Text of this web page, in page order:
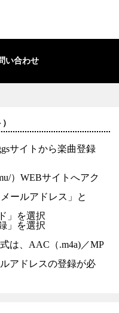
い合わせ
サイトから楽曲登録
）WEBサイトへアク
ールアドレス」と
」を選択
」を選択
は、AAC（.m4a)／MP
アドレスの登録が必